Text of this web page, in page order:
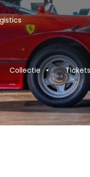
Collectie Tickets